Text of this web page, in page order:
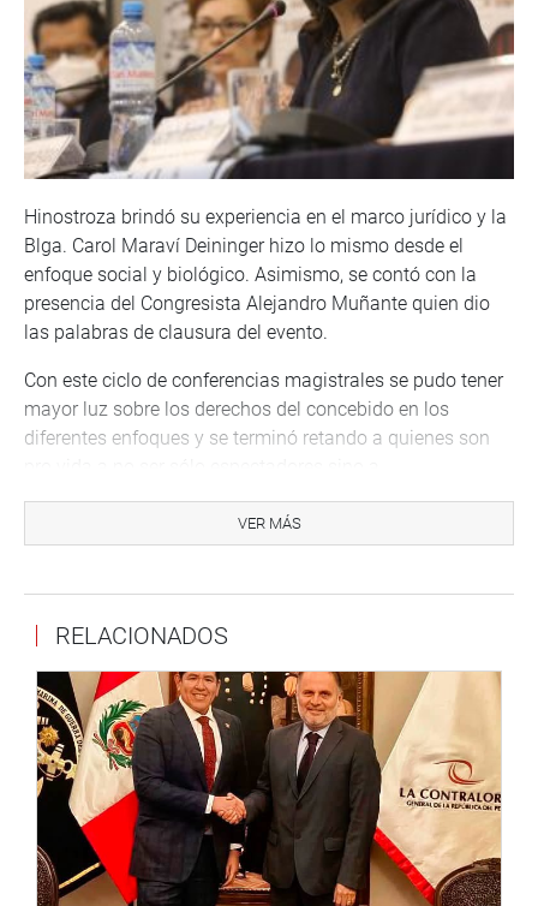
Hinostroza brindó su experiencia en el marco jurídico y la
Blga. Carol Maraví Deininger hizo lo mismo desde el
enfoque social y biológico. Asimismo, se contó con la
presencia del Congresista Alejandro Muñante quien dio
las palabras de clausura del evento.
Con este ciclo de conferencias magistrales se pudo tener
mayor luz sobre los derechos del concebido en los
diferentes enfoques y se terminó retando a quienes son
comprometerse con la cultura a favor de la vida.
El derecho a la vida es un derecho natural y primario del
Es por ello, que cuando los Estados a través de sus
cuerpos normativos consagran el derecho a la vida, no
protegiendo.
Lima, 22 de febrero de 2022
Prensa – Despacho Congresal
VER MÁS
RELACIONADOS